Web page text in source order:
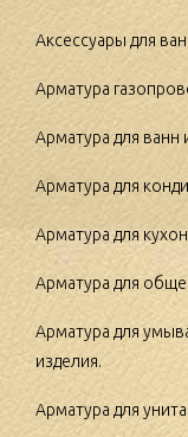
Аксессуары для
Арматура
Арматура для
Арматура для
Арматура для
Арматура для
Арматура для
изделия.
Арматура для